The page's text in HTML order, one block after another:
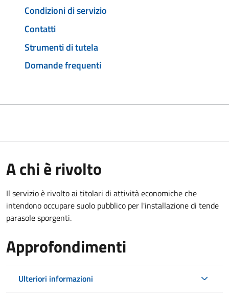
Condizioni di servizio
Contatti
Strumenti di tutela
Domande frequenti
A chi è rivolto
Il servizio è rivolto ai titolari di attività economiche che
intendono occupare suolo pubblico per l'installazione di tende
parasole sporgenti.
Approfondimenti
Ulteriori informazioni